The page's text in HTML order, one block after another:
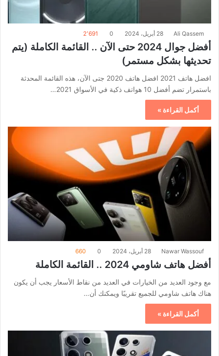
Ali Qassem 28 أبريل، 2024 0 2٬691
أفضل جوال 2024 حتى الآن .. القائمة الكاملة (يتم
تحديثها بشكل مستمر)
افضل هاتف 2021 افضل هاتف 2020 جتى الآن، هذه القائمة المحدثة
باستمرار تضم أفضل 10 هواتف ذكية في الأسواق 2021…
أكمل القراءة »
Nawar Wassouf 28 أبريل، 2024 0
660
أفضل هاتف شاومي 2024 .. القائمة الكاملة
مع وجود العديد من الخيارات في العديد من نقاط الأسعار يجب أن يكون
هناك هاتف شاومي للجميع تقريبًا ويمكنك أن…
أكمل القراءة »